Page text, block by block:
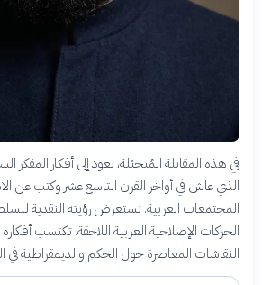
في هذه المقابلة المُتخيّلة، نعود إلى أفكار المفكر
الذي عاش في أواخر القرن التاسع عشر وكتب عن
المجتمعات العربية. نستعرض رؤيته النقدية
الحركات الإصلاحية العربية اللاحقة. تكتسب
النقاشات المعاصرة حول الحكم والديمقراطية في